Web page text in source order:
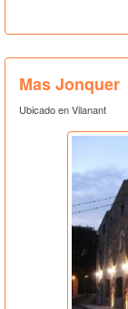
Mas Jonquer
Ubicado en Vilanant